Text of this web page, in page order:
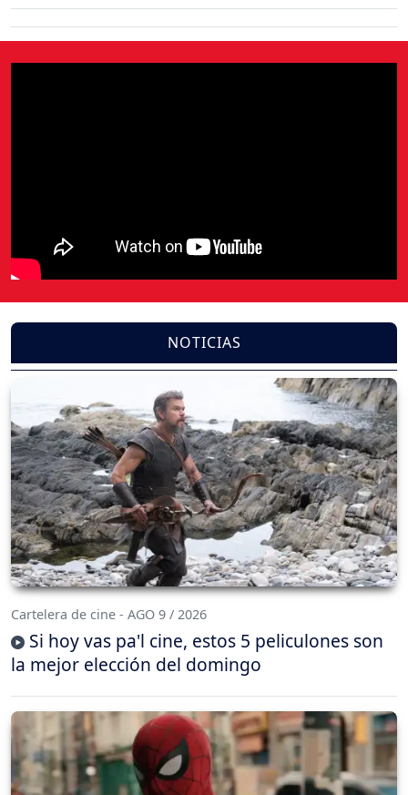
NOTICIAS
Cartelera de cine - AGO 9 / 2026
Si hoy vas pa'l cine, estos 5 peliculones son
la mejor elección del domingo